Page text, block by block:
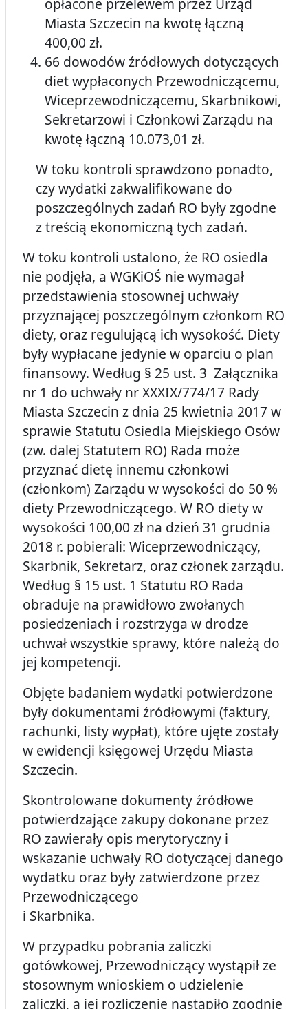
opłacone przelewem przez Urząd
Miasta Szczecin na kwotę łączną
400,00 zł.
66 dowodów źródłowych dotyczących
diet wypłaconych Przewodniczącemu,
Wiceprzewodniczącemu, Skarbnikowi,
Sekretarzowi i Członkowi Zarządu na
kwotę łączną 10.073,01 zł.
W toku kontroli sprawdzono ponadto,
czy wydatki zakwalifikowane do
poszczególnych zadań RO były zgodne
z treścią ekonomiczną tych zadań.
W toku kontroli ustalono, że RO osiedla
nie podjęła, a WGKiOŚ nie wymagał
przedstawienia stosownej uchwały
przyznającej poszczególnym członkom RO
diety, oraz regulującą ich wysokość. Diety
były wypłacane jedynie w oparciu o plan
finansowy. Według § 25 ust. 3 Załącznika
nr 1 do uchwały nr XXXIX/774/17 Rady
Miasta Szczecin z dnia 25 kwietnia 2017 w
sprawie Statutu Osiedla Miejskiego Osów
(zw. dalej Statutem RO) Rada może
przyznać dietę innemu członkowi
(członkom) Zarządu w wysokości do 50 %
diety Przewodniczącego. W RO diety w
wysokości 100,00 zł na dzień 31 grudnia
2018 r. pobierali: Wiceprzewodniczący,
Skarbnik, Sekretarz, oraz członek zarządu.
Według § 15 ust. 1 Statutu RO Rada
obraduje na prawidłowo zwołanych
posiedzeniach i rozstrzyga w drodze
uchwał wszystkie sprawy, które należą do
jej kompetencji.
Objęte badaniem wydatki potwierdzone
były dokumentami źródłowymi (faktury,
rachunki, listy wypłat), które ujęte zostały
w ewidencji księgowej Urzędu Miasta
Szczecin.
Skontrolowane dokumenty źródłowe
potwierdzające zakupy dokonane przez
RO zawierały opis merytoryczny i
wskazanie uchwały RO dotyczącej danego
wydatku oraz były zatwierdzone przez
Przewodniczącego
i Skarbnika.
W przypadku pobrania zaliczki
gotówkowej, Przewodniczący wystąpił ze
stosownym wnioskiem o udzielenie
zaliczki, a jej rozliczenie nastąpiło zgodnie